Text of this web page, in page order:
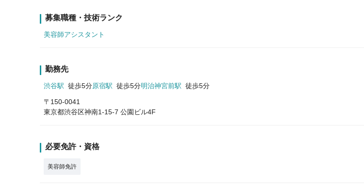
募集職種・技術ランク
美容師アシスタント
勤務先
渋谷駅 徒歩5分原宿駅 徒歩5分明治神宮前駅 徒歩5分
〒150-0041
東京都渋谷区神南1-15-7 公園ビル4F
必要免許・資格
美容師免許